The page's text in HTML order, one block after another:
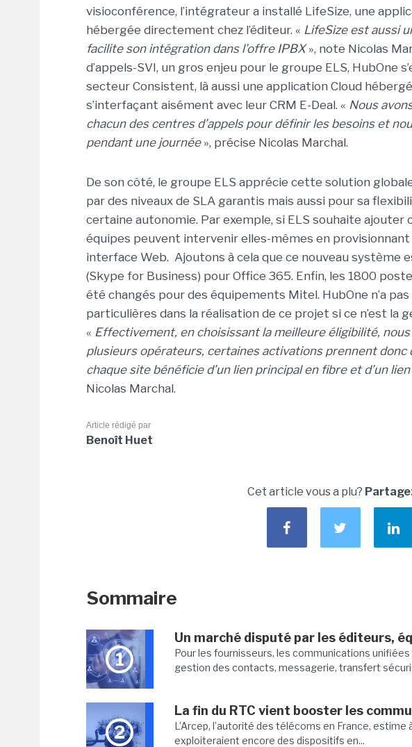
visioconférence, l’intégrateur a installé LifeSize, une
hébergée directement chez l’éditeur. « LifeSize est aussi
facilite son intégration dans l’offre IPBX», note Nicolas
d’appels-SVI, un gros enjeu pour le groupe ELS, HubOne
secteur Consistent, là aussi une application Cloud
s’interfaçant aisément avec leur CRM E-Deal. « Nous
chacun des centres d’appels pour définir les besoins et
pendant une journée », précise Nicolas Marchal.
De son côté, le groupe ELS apprécie cette solution
par des niveaux de SLA garantis mais aussi pour sa
certaine autonomie. Par exemple, si ELS souhaite ajouter
équipes peuvent intervenir elles-mêmes en
interface Web. Ajoutons à cela que ce nouveau système
(Skype for Business) pour Office 365. Enfin, les 1800
été changés pour des équipements Mitel. HubOne n’a
particulières dans la réalisation de ce projet si ce n’est la
« Effectivement, en choisissant la meilleure éligibilité,
plusieurs opérateurs, certaines activations prennent donc
chaque site bénéficie d’un lien principal en fibre et d’un
Nicolas Marchal.
Article rédigé par
Benoît Huet
Cet article vous a plu?
Sommaire
1
Un marché disputé par les éditeurs,
Pour les fournisseurs, les communications
gestion des contacts, messagerie, transfert
2
La fin du RTC vient booster les
L’Arcep, l’autorité des télécoms en France, estime
exploiteraient encore des dispositifs en...